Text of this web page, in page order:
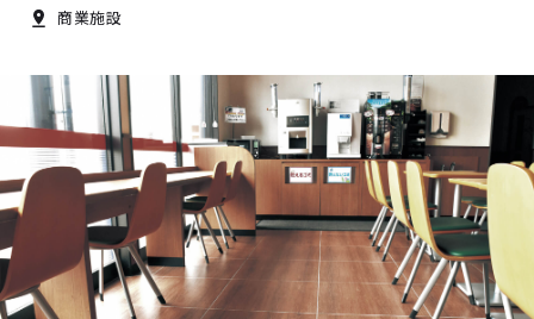
商業施設